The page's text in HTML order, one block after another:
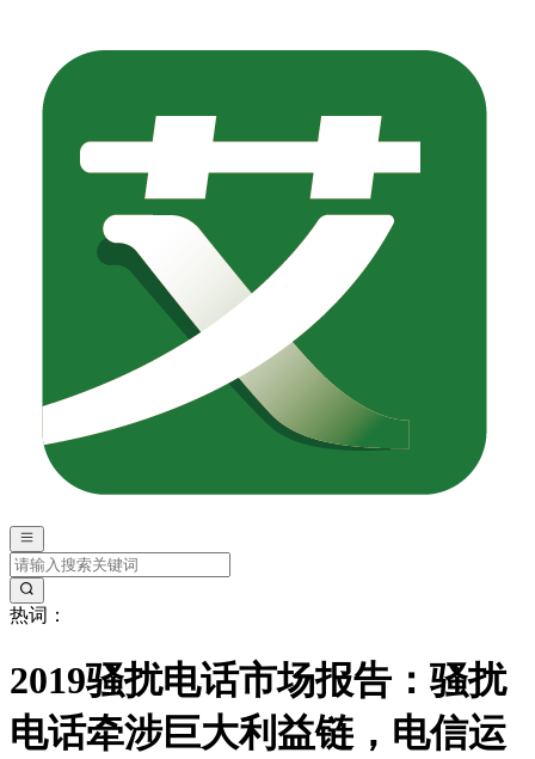
热词：
2019骚扰电话市场报告：骚扰
电话牵涉巨大利益链，电信运